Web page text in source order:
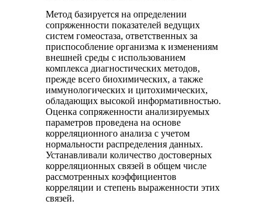
Метод базируется на определении
сопряженности показателей ведущих
систем гомеостаза, ответственных за
приспособление организма к изменениям
внешней среды с использованием
комплекса диагностических методов,
прежде всего биохимических, а также
иммунологических и цитохимических,
обладающих высокой информативностью.
Оценка сопряженности анализируемых
параметров проведена на основе
корреляционного анализа с учетом
нормальности распределения данных.
Устанавливали количество достоверных
корреляционных связей в общем числе
рассмотренных коэффициентов
корреляции и степень выраженности этих
связей.